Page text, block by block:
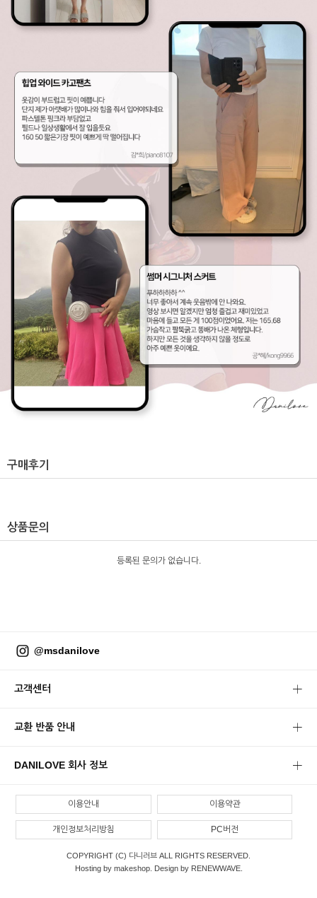
구매후기
상품문의
등록된 문의가 없습니다.
@msdanilove
고객센터
교환 반품 안내
DANILOVE 회사 정보
이용안내 이용약관
개인정보처리방침 PC버전
COPYRIGHT (C) 다니러브 ALL RIGHTS RESERVED.
Hosting by makeshop. Design by RENEWWAVE.